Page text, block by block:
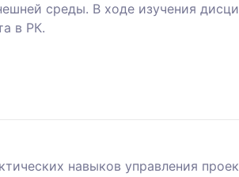
среды. В ходе изучения
в РК.
навыков управления